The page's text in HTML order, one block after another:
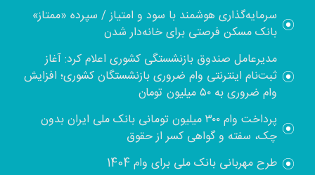
سرمایه‌گذاری هوشمند با سود و امتیاز / سپرده «ممتاز»
بانک مسکن فرصتی برای خانه‌دار شدن
مدیرعامل صندوق بازنشستگی کشوری اعلام کرد: آغاز
ثبت‌نام اینترنتی وام ضروری بازنشستگان کشوری؛ افزایش
وام ضروری به ۵۰ میلیون تومان
پرداخت وام ۳۰۰ میلیون تومانی بانک ملی ایران بدون
چک، سفته و گواهی کسر از حقوق
طرح مهربانی بانک ملی برای وام 1404